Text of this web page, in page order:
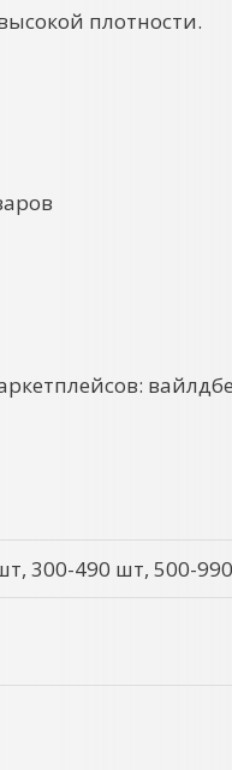
плотности.
300-490 шт, 500-